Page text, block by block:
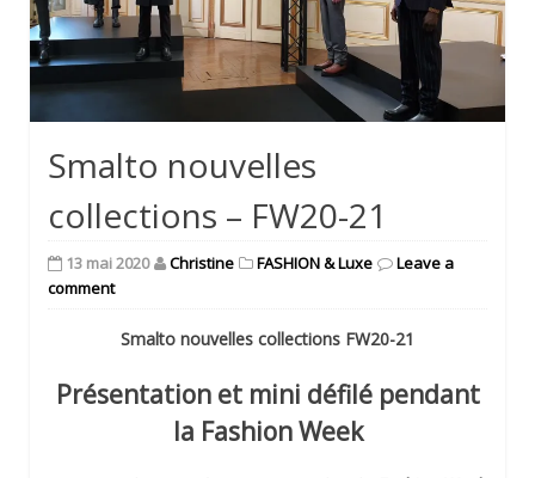
Smalto nouvelles
collections – FW20-21
13 mai 2020 Christine FASHION & Luxe
Leave a
comment
Smalto nouvelles collections FW20-21
Présentation et mini défilé pendant
la Fashion Week